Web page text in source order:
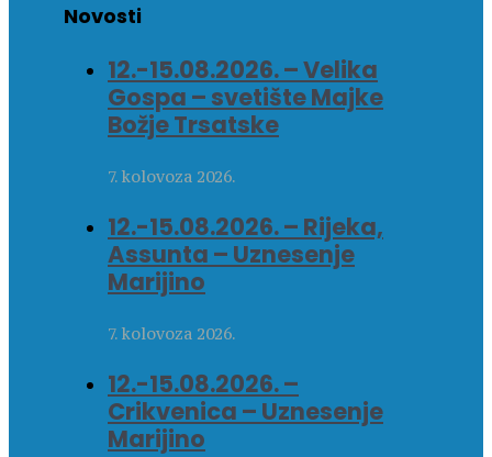
Novosti
12.-15.08.2026. – Velika
Gospa – svetište Majke
Božje Trsatske
7. kolovoza 2026.
12.-15.08.2026. – Rijeka,
Assunta – Uznesenje
Marijino
7. kolovoza 2026.
12.-15.08.2026. –
Crikvenica – Uznesenje
Marijino